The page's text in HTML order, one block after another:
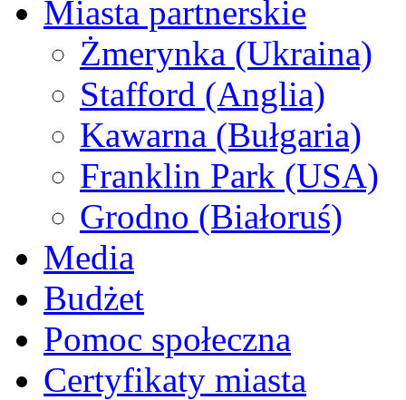
Miasta partnerskie
Żmerynka (Ukraina)
Stafford (Anglia)
Kawarna (Bułgaria)
Franklin Park (USA)
Grodno (Białoruś)
Media
Budżet
Pomoc społeczna
Certyfikaty miasta